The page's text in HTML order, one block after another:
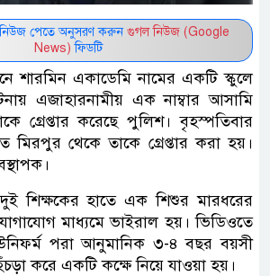
নিউজ পেতে অনুসরণ করুন গুগল নিউজ (Google
News) ফিডটি
শারমিন একাডেমি নামের একটি স্কুলে
এজাহারনামীয় এক নাম্বার আসামি
গ্রেপ্তার করেছে পুলিশ। বৃহস্পতিবার
মিরপুর থেকে তাকে গ্রেপ্তার করা হয়।
শিক্ষকের হাতে এক শিশুর মারধরের
মাধ্যমে ভাইরাল হয়। ভিডিওতে
পরা আনুমানিক ৩-৪ বছর বয়সী
করে একটি কক্ষে নিয়ে যাওয়া হয়।